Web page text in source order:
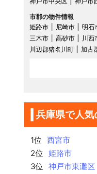
市郡の物件情報
姫路市
尼崎市 明石
三木市
高砂市 川西
川辺郡猪名川町
加古
兵庫県で人
1位
西宮市
2位
姫路市
3位
神戸市東灘区